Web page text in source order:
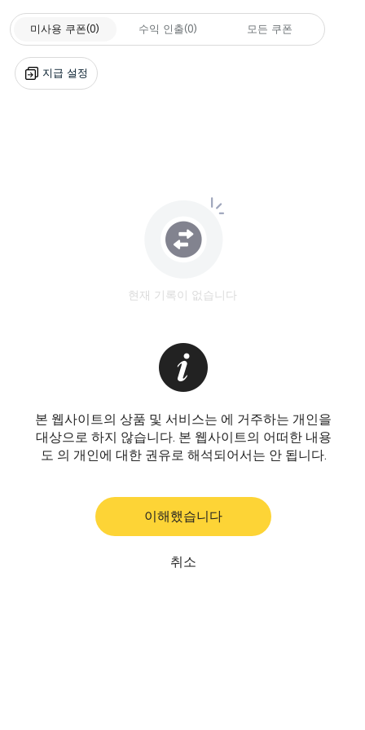
미사용 쿠폰(0) 수익 인출(0) 모든 쿠폰
지급 설정
현재 기록이 없습니다
본 웹사이트의 상품 및 서비스는 에 거주하는 개인을
대상으로 하지 않습니다. 본 웹사이트의 어떠한 내용
도 의 개인에 대한 권유로 해석되어서는 안 됩니다.
이해했습니다
취소